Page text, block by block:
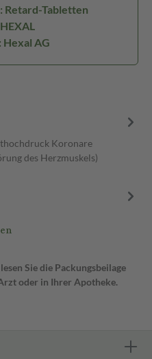
Retard-Tabletten
AG
Koronare
des Herzmuskels)
Sie die Packungsbeilage
oder in Ihrer Apotheke.